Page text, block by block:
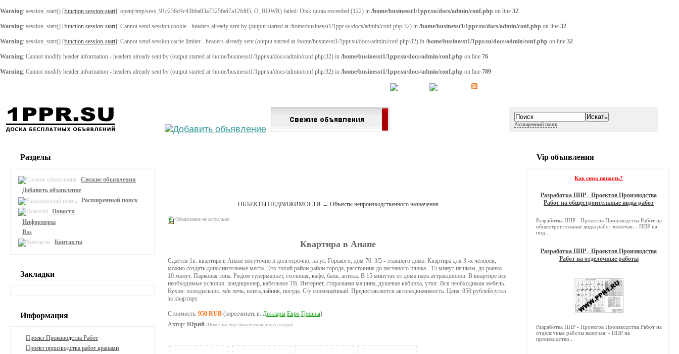
Warning: session_start() [function.session-start]: open(/tmp/sess_91c238d4c43bba83a7325fad7a12fd85, O_RDWR) failed: Disk quota exceeded (122) in /home/businesst1/1ppr.su/docs/admin/conf.php on line 32
Warning: session_start() [function.session-start]: Cannot send session cookie - headers already sent by (output started at /home/businesst1/1ppr.su/docs/admin/conf.php:32) in /home/businesst1/1ppr.su/docs/admin/conf.php on line 32
Warning: session_start() [function.session-start]: Cannot send session cache limiter - headers already sent (output started at /home/businesst1/1ppr.su/docs/admin/conf.php:32) in /home/businesst1/1ppr.su/docs/admin/conf.php on line 32
Warning: Cannot modify header information - headers already sent by (output started at /home/businesst1/1ppr.su/docs/admin/conf.php:32) in /home/businesst1/1ppr.su/docs/admin/conf.php on line 76
Warning: Cannot modify header information - headers already sent by (output started at /home/businesst1/1ppr.su/docs/admin/conf.php:32) in /home/businesst1/1ppr.su/docs/admin/conf.php on line 789
Расширенный поиск
ОБЪЕКТЫ НЕДВИЖИМОСТИ → Объекты непроизводственного назначения
Объявление не актуально
Квартира в Анапе
Сдаётся 1к. квартира в Анапе посуточно и долгосрочно, на ул. Горького, дом 70. 3/5 - этажного дома. Квартира для 3 -х человек,
можно создать дополнительные места. Это тихий район район города, расстояние до песчаного пляжа - 15 минут пешком, до рынка -
10 минут. Парковая зона. Рядом супермаркет, столовая, кафе, банк, аптека. В 15 минутах от дома парк аттракционов. В квартире все
необходимые условия: кондиционер, кабельное ТВ, Интернет, стиральная машина, душевая кабинка, утюг. Вся необходимая мебель.
Кухня: холодильник, м/в печь, плита,чайник, посуда. С/у совмещённый. Предоставляется автонедвижимость. Цена: 950 рублей/сутки
за квартиру.
Стоимость: 950 RUB(пересчитать в: Доллары Евро Гривны)
Автор: Юрий (Поискать ещё объявления этого автора)
Разделы
Свежие объявления
Добавить объявление
Расширенный поиск
Новости
Информеры
Rss
Контакты
Закладки
Информация
Проект Производства Работ
Проект производства работ кранами
Vip объявления
Как сюда попасть?
Разработка ППР - Проектов Производства
Работ на общестроительные виды работ
Разработка ППР - Проектов Производства Работ на
общестроительные виды работ включая: - ППР на
под...
Разработка ППР - Проектов Производства
Работ на отделочные работы
Разработка ППР - Проектов Производства Работ на
отделочные работы включая: - ППР на
производство...